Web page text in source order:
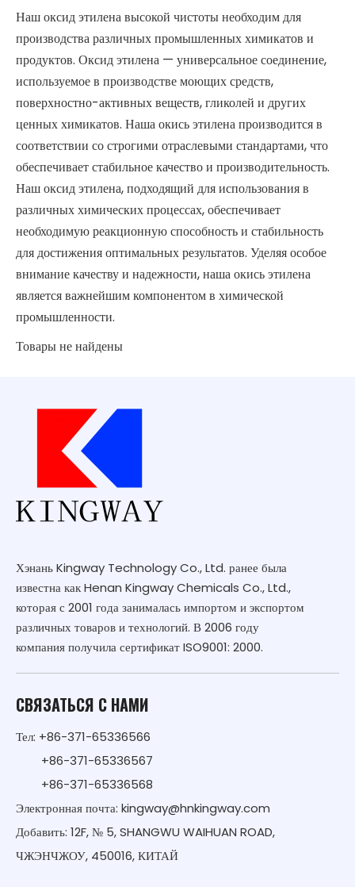
Наш оксид этилена высокой чистоты необходим для
производства различных промышленных химикатов и
продуктов. Оксид этилена — универсальное соединение,
используемое в производстве моющих средств,
поверхностно-активных веществ, гликолей и других
ценных химикатов. Наша окись этилена производится в
соответствии со строгими отраслевыми стандартами, что
обеспечивает стабильное качество и производительность.
Наш оксид этилена, подходящий для использования в
различных химических процессах, обеспечивает
необходимую реакционную способность и стабильность
для достижения оптимальных результатов. Уделяя особое
внимание качеству и надежности, наша окись этилена
является важнейшим компонентом в химической
промышленности.
Товары не найдены
Хэнань Kingway Technology Co., Ltd. ранее была
известна как Henan Kingway Chemicals Co., Ltd.,
которая с 2001 года занималась импортом и экспортом
различных товаров и технологий. В 2006 году
компания получила сертификат ISO9001: 2000.
СВЯЗАТЬСЯ С НАМИ
Тел: +86-371-65336566
+86-371-65336567
+86-371-65336568
Электронная почта: kingway@hnkingway.com
Добавить: 12F, № 5, SHANGWU WAIHUAN ROAD,
ЧЖЭНЧЖОУ, 450016, КИТАЙ